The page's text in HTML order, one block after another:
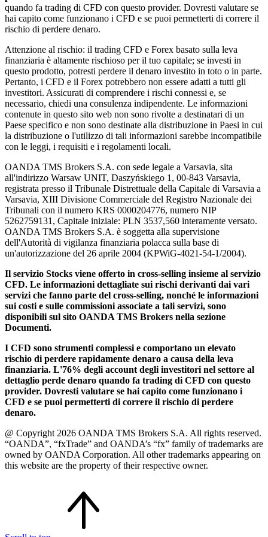
quando fa trading di CFD con questo provider. Dovresti valutare se
hai capito come funzionano i CFD e se puoi permetterti di correre il
rischio di perdere denaro.
Attenzione al rischio: il trading CFD e Forex basato sulla leva
finanziaria è altamente rischioso per il tuo capitale; se investi in
questo prodotto, potresti perdere il denaro investito in toto o in parte.
Pertanto, i CFD e il Forex potrebbero non essere adatti a tutti gli
investitori. Assicurati di comprendere i rischi connessi e, se
necessario, chiedi una consulenza indipendente. Le informazioni
contenute in questo sito web non sono rivolte a destinatari di un
Paese specifico e non sono destinate alla distribuzione in Paesi in cui
la distribuzione o l'utilizzo di tali informazioni sarebbe incompatibile
con le leggi, i requisiti e i regolamenti locali.
OANDA TMS Brokers S.A. con sede legale a Varsavia, sita
all'indirizzo Warsaw UNIT, Daszyńskiego 1, 00-843 Varsavia,
registrata presso il Tribunale Distrettuale della Capitale di Varsavia a
Varsavia, XIII Divisione Commerciale del Registro Nazionale dei
Tribunali con il numero KRS 0000204776, numero NIP
5262759131, Capitale iniziale: PLN 3537,560 interamente versato.
OANDA TMS Brokers S.A. è soggetta alla supervisione
dell'Autorità di vigilanza finanziaria polacca sulla base di
un'autorizzazione del 26 aprile 2004 (KPWiG-4021-54-1/2004).
Il servizio Stocks viene offerto in cross-selling insieme al servizio
CFD. Le informazioni dettagliate sui rischi derivanti dai vari
servizi che fanno parte del cross-selling, nonché le informazioni
sui costi e sulle commissioni associate a tali servizi, sono
disponibili sul sito OANDA TMS Brokers nella sezione
Documenti.
I CFD sono strumenti complessi e comportano un elevato
rischio di perdere rapidamente denaro a causa della leva
finanziaria. L'76% degli account degli investitori nel settore al
dettaglio perde denaro quando fa trading di CFD con questo
provider. Dovresti valutare se hai capito come funzionano i
CFD e se puoi permetterti di correre il rischio di perdere
denaro.
@ Copyright 2026 OANDA TMS Brokers S.A. All rights reserved.
“OANDA”, “fxTrade” and OANDA’s “fx” family of trademarks are
owned by OANDA Corporation. All other trademarks appearing on
this website are the property of their respective owner.